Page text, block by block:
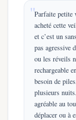
Parfaite petite
acheté cette
et c’est un
pas agressive
ou les réveils
rechargeable
besoin de
plusieurs
agréable au
déplacer ou à